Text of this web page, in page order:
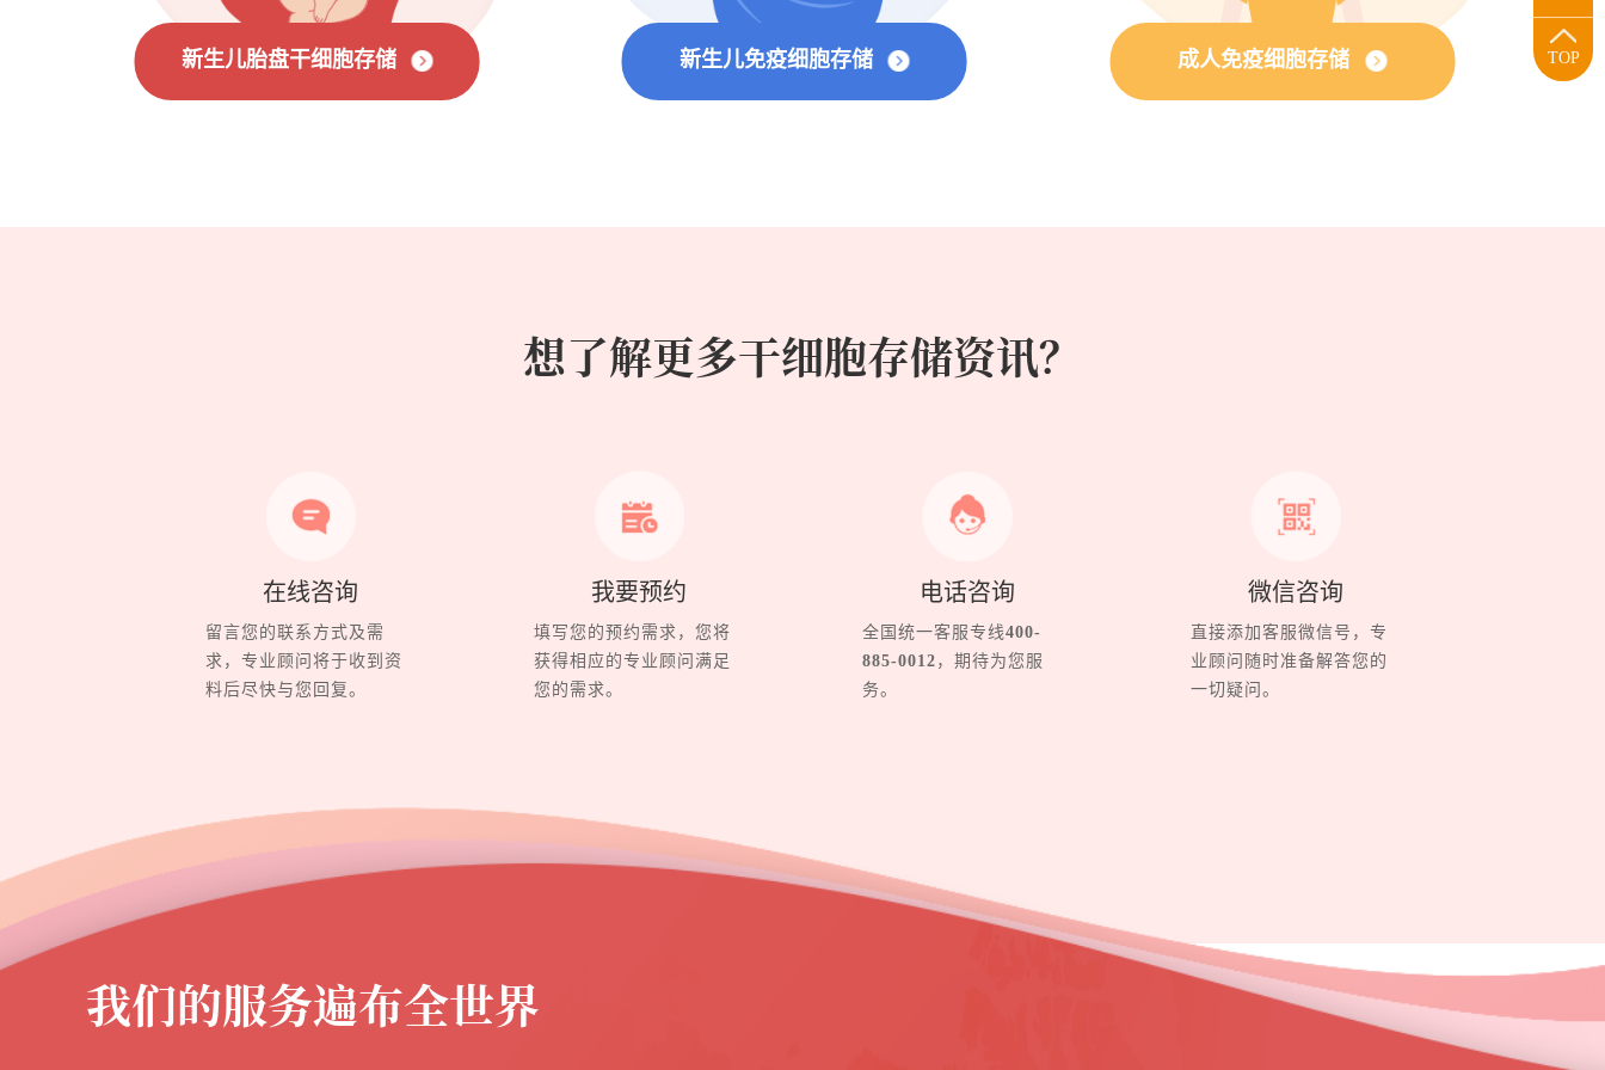
新生儿胎盘干细胞存储 新生儿免疫细胞存储 成人免疫细胞存储
想了解更多干细胞存储资讯？
在线咨询
留言您的联系方式及需
求，专业顾问将于收到资
料后尽快与您回复。
我要预约
填写您的预约需求，您将
获得相应的专业顾问满足
您的需求。
电话咨询
全国统一客服专线400-
885-0012 ，期待为您服
务。
微信咨询
直接添加客服微信号，专
业顾问随时准备解答您的
一切疑问。
我们的服务遍布全世界
TOP